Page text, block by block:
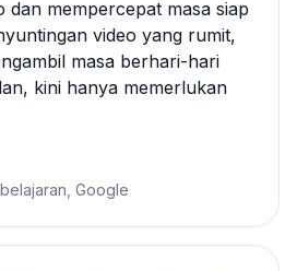
dan mempercepat masa siap
video yang rumit,
masa berhari-hari
kini hanya memerlukan
Google